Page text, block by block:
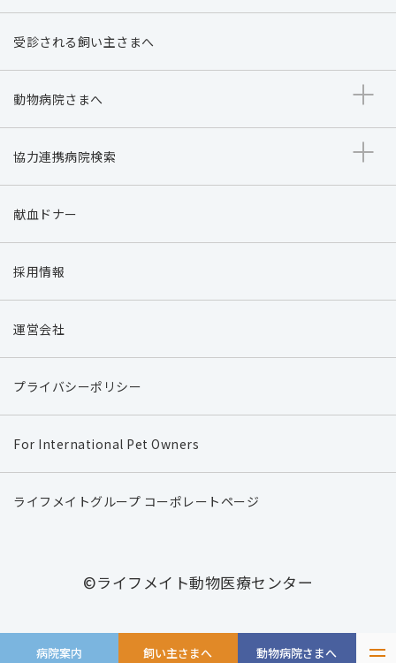
病院案内 飼い主さまへ 動物病院さまへ
受診される飼い主さまへ
動物病院さまへ
協力連携病院検索
献血ドナー
採用情報
運営会社
プライバシーポリシー
For International Pet Owners
ライフメイトグループ コーポレートページ
©ライフメイト動物医療センター